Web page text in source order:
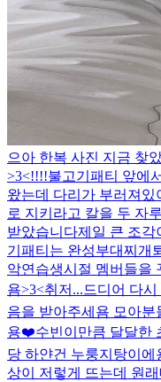
으아 한복 사진 지금 찾
>3<!!!!불고기패티 앞에
왔는데 다리가 부러져
로 지키라고 칼을 두 자
받았습니다제일 큰 조각
기패티는 완성부대찌개
악연습생시절 멤버들을
욤>3<취저...드디어 다
음을 받아주세욤 모아
용❤️수빈이만큼 달달한
당 하얀건 누룽지탕이에
상이 저렇게 뜨는데 원